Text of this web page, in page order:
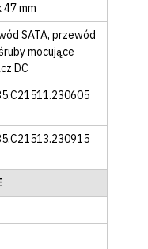
47 mm
SATA, przewód
mocujące
DC